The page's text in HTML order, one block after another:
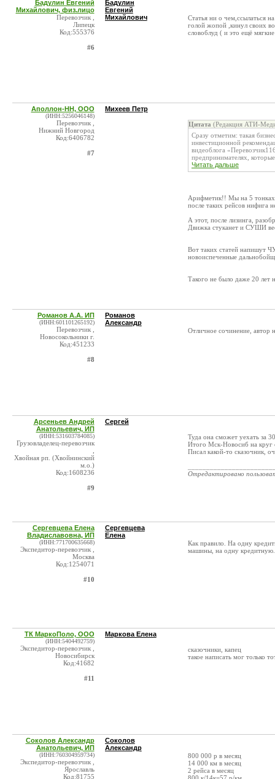
Бадулин Евгений
Михайлович, физ.лицо
Перевозчик ,
Липецк
Код:555376
#6
Бадулин
Евгений
Михайлович
Статья ни о чем,ссылаться
голой жопой ,кинул своих
словоблуд ( и это ещё
Аполлон-НН, ООО
(ИНН:5256046148)
Перевозчик ,
Нижний Новгород
Код:6406782
#7
Михеев Петр
Цитата (Редакция АТИ-
Сразу отметим: такая
инвестиционной
видеоблога
предпринимателях,
Читать дальше
Арифметик!! Мы на 5 тонках
после таких рейсов нифига
А этот, после лизинга,
Движка стуканет и СУШИ
Вот таких статей напишут
новоиспеченные
Такого не было даже 20 лет
Романов А.А. ИП
(ИНН:601101265192)
Перевозчик ,
Новосокольники г.
Код:451233
#8
Романов
Александр
Отличное сочинение, автор
Арсеньев Андрей
Анатольевич, ИП
(ИНН:531603784085)
Грузовладелец-перевозчик
Хвойная рп. (Хвойнинский
м.о.)
Код:1608236
#9
Сергей
Туда она сможет уехать за
Итого Мск-Новосиб на круг
Писал какой-то сказочник,
Отредактировано
Сергевцева Елена
Владиславовна, ИП
(ИНН:771700635668)
Экспедитор-перевозчик ,
Москва
Код:1254071
#10
Сергевцева
Елена
Как правило. На одну
машины, на одну кредитную.
ТК МаркоПоло, ООО
(ИНН:5404492759)
Экспедитор-перевозчик ,
Новосибирск
Код:41682
#11
Маркова Елена
сказочники, капец
такое написать мог только
Соколов Александр
Анатольевич, ИП
(ИНН:760304959734)
Экспедитор-перевозчик ,
Ярославль
Код:81755
Соколов
Александр
800 000 р в месяц
14 000 км в месяц
2 рейса в месяц